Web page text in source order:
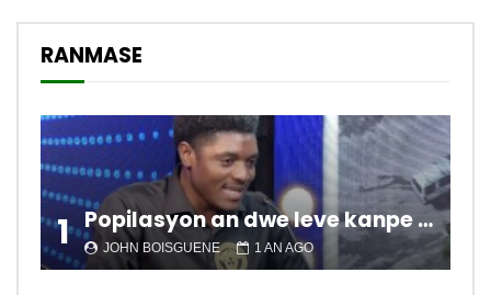
RANMASE
1 Popilasyon an dwe leve kanpe pou chanje sitiyasyon kawotik l’ap viv nan peyi a.
JOHN BOISGUENE 1 AN AGO